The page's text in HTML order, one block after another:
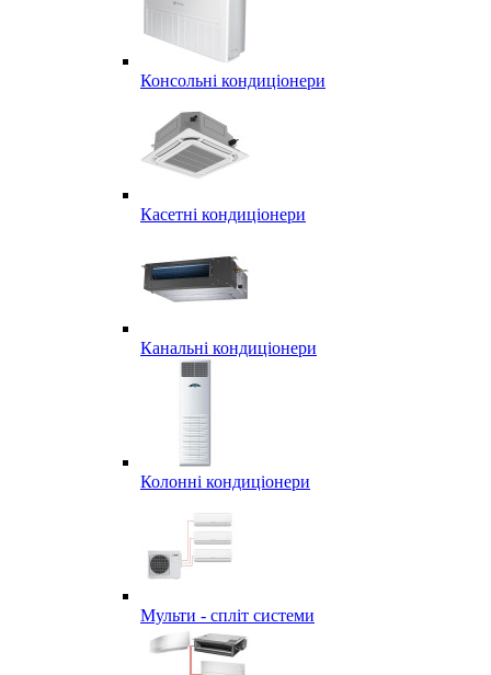
Консольні кондиціонери
Касетні кондиціонери
Канальні кондиціонери
Колонні кондиціонери
Мульти - спліт системи